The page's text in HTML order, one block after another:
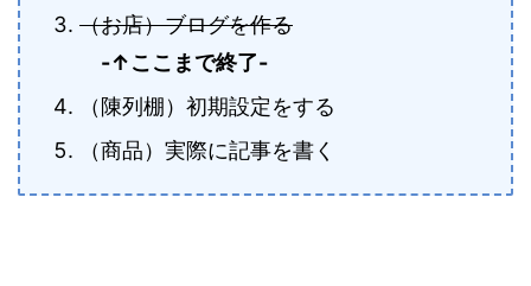
（お店）ブログを作る
-↑ここまで終了-
（陳列棚）初期設定をする
（商品）実際に記事を書く